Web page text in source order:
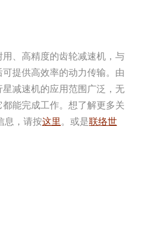
、高精度的齿轮减速机，与
提供高效率的动力传输。由
减速机的应用范围广泛，无
能完成工作。想了解更多关
息，请按这里 。或是联络世